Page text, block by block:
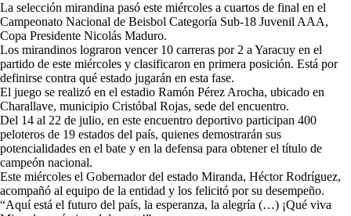
La selección mirandina pasó este miércoles a cuartos de final en el
Campeonato Nacional de Beisbol Categoría Sub-18 Juvenil AAA,
Copa Presidente Nicolás Maduro.
Los mirandinos lograron vencer 10 carreras por 2 a Yaracuy en el
partido de este miércoles y clasificaron en primera posición. Está por
definirse contra qué estado jugarán en esta fase.
El juego se realizó en el estadio Ramón Pérez Arocha, ubicado en
Charallave, municipio Cristóbal Rojas, sede del encuentro.
Del 14 al 22 de julio, en este encuentro deportivo participan 400
peloteros de 19 estados del país, quienes demostrarán sus
potencialidades en el bate y en la defensa para obtener el título de
campeón nacional.
Este miércoles el Gobernador del estado Miranda, Héctor Rodríguez,
acompañó al equipo de la entidad y los felicitó por su desempeño.
“Aquí está el futuro del país, la esperanza, la alegría (…) ¡Qué viva